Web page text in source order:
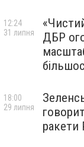
ДБР
12:24
31 липня
ракети
18:00
29 липня